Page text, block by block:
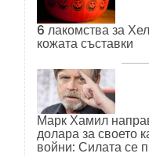
6 лакомства за
кожата съставки
Марк Хамил
долара за своето
войни: Силата се